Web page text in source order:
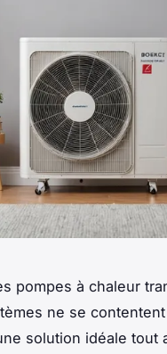
pompes à chaleur
ne se
solution idéale